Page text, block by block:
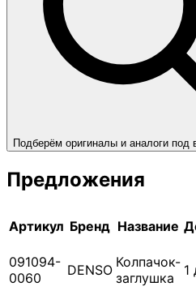
Подберём оригиналы и аналоги
Предложения
Артикул Бренд Название
091094-
0060
DENSO Колпачок-
заглушка
1